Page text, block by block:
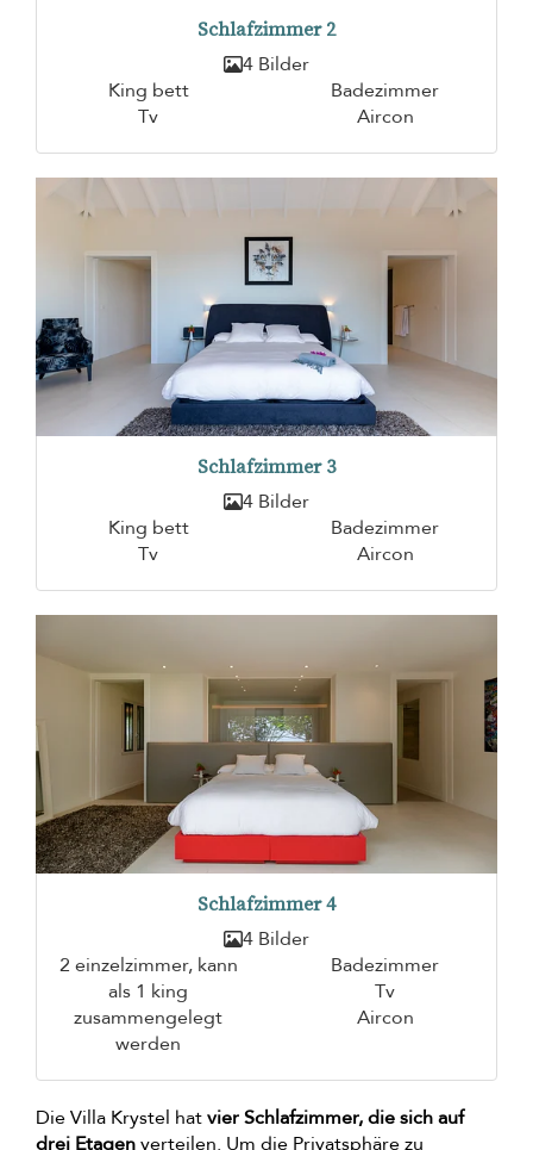
Schlafzimmer 2
4 Bilder
King bett
Badezimmer
Tv
Aircon
Schlafzimmer 3
4 Bilder
King bett
Badezimmer
Tv
Aircon
Schlafzimmer 4
4 Bilder
2 einzelzimmer, kann
als 1 king
zusammengelegt
werden
Badezimmer
Tv
Aircon
Die Villa Krystel hatvier Schlafzimmer, die sich auf
drei Etagenverteilen. Um die Privatsphäre zu